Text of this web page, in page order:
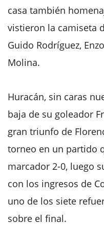
casa también
vistieron la camiseta
Guido Rodríguez,
Molina.
Huracán, sin caras
baja de su goleador
gran triunfo de
torneo en un partido
marcador 2-0, luego
con los ingresos de
uno de los siete
sobre el final.